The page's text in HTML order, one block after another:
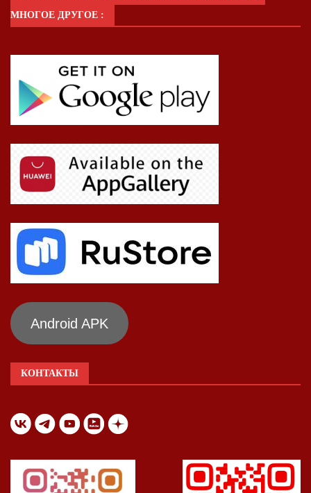
МНОГОЕ ДРУГОЕ :
Android APK
КОНТАКТЫ